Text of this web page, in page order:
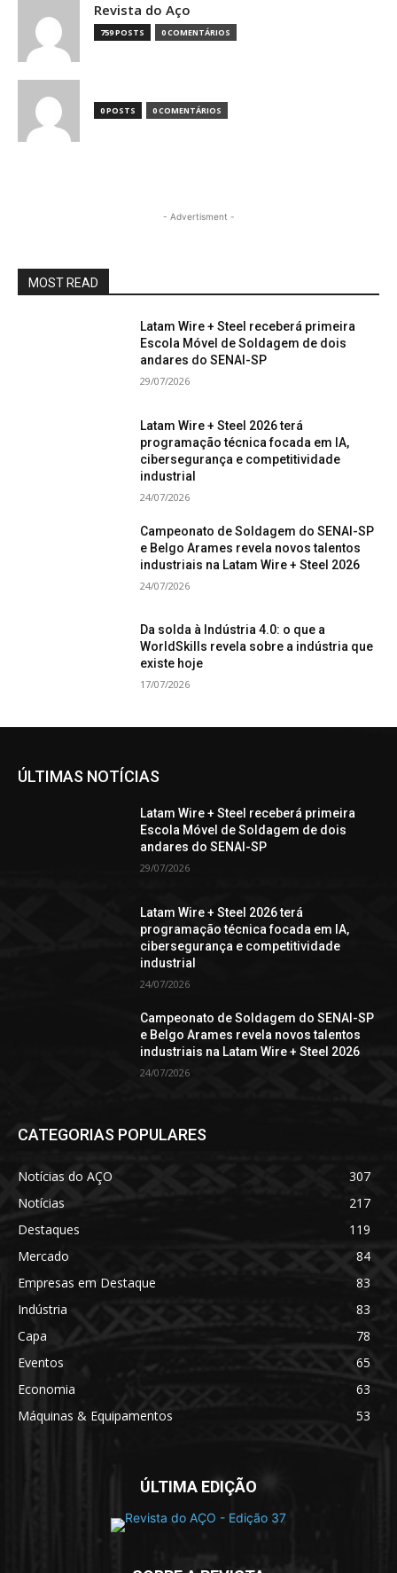
Revista do Aço
759 POSTS 0 COMENTÁRIOS
0 POSTS 0 COMENTÁRIOS
- Advertisment -
MOST READ
Latam Wire + Steel receberá primeira
Escola Móvel de Soldagem de dois
andares do SENAI-SP
29/07/2026
Latam Wire + Steel 2026 terá
programação técnica focada em IA,
cibersegurança e competitividade
industrial
24/07/2026
Campeonato de Soldagem do SENAI-SP
e Belgo Arames revela novos talentos
industriais na Latam Wire + Steel 2026
24/07/2026
Da solda à Indústria 4.0: o que a
WorldSkills revela sobre a indústria que
existe hoje
17/07/2026
ÚLTIMAS NOTÍCIAS
Latam Wire + Steel receberá primeira
Escola Móvel de Soldagem de dois
andares do SENAI-SP
29/07/2026
Latam Wire + Steel 2026 terá
programação técnica focada em IA,
cibersegurança e competitividade
industrial
24/07/2026
Campeonato de Soldagem do SENAI-SP
e Belgo Arames revela novos talentos
industriais na Latam Wire + Steel 2026
24/07/2026
CATEGORIAS POPULARES
Notícias do AÇO
307
Notícias
217
Destaques
119
Mercado
84
Empresas em Destaque
83
Indústria
83
Capa
78
Eventos
65
Economia
63
Máquinas & Equipamentos
53
ÚLTIMA EDIÇÃO